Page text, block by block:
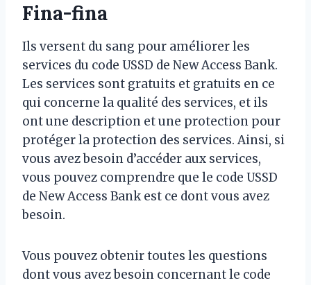
Fina-fina
Ils versent du sang pour améliorer les
services du code USSD de New Access Bank.
Les services sont gratuits et gratuits en ce
qui concerne la qualité des services, et ils
ont une description et une protection pour
protéger la protection des services. Ainsi, si
vous avez besoin d’accéder aux services,
vous pouvez comprendre que le code USSD
de New Access Bank est ce dont vous avez
besoin.
Vous pouvez obtenir toutes les questions
dont vous avez besoin concernant le code